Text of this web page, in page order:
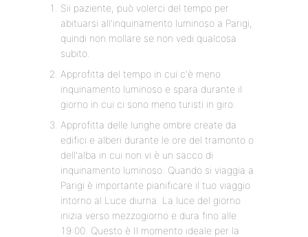
Sii paziente, può volerci del tempo per
abituarsi all'inquinamento luminoso a Parigi,
quindi non mollare se non vedi qualcosa
subito.
Approfitta del tempo in cui c'è meno
inquinamento luminoso e spara durante il
giorno in cui ci sono meno turisti in giro.
Approfitta delle lunghe ombre create da
edifici e alberi durante le ore del tramonto o
dell'alba in cui non vi è un sacco di
inquinamento luminoso. Quando si viaggia a
Parigi è importante pianificare il tuo viaggio
intorno al Luce diurna. La luce del giorno
inizia verso mezzogiorno e dura fino alle
19:00. Questo è Il momento ideale per la